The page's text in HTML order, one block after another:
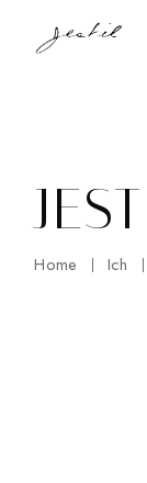
content
Home Ich